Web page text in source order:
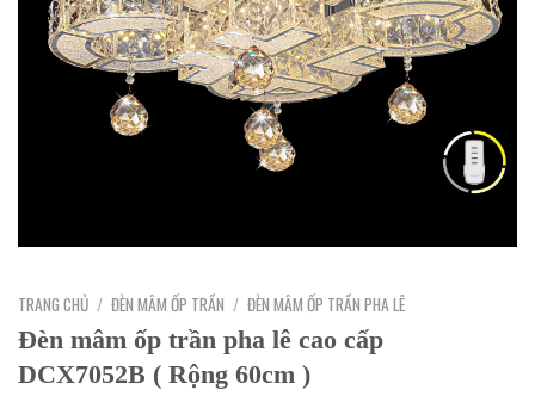
TRANG CHỦ / ĐÈN MÂM ỐP TRẦN / ĐÈN MÂM ỐP TRẦN PHA LÊ
Đèn mâm ốp trần pha lê cao cấp
DCX7052B ( Rộng 60cm )